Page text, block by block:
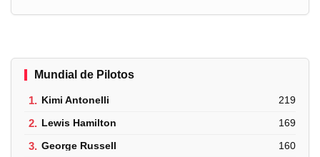
Mundial de Pilotos
1. Kimi Antonelli 219
2. Lewis Hamilton 169
3. George Russell 160